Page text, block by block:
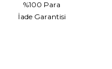
%100 Para
İade Garantisi